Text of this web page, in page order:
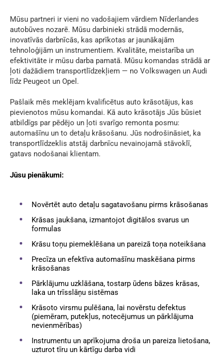
Mūsu partneri ir vieni no vadošajiem vārdiem Nīderlandes
autobūves nozarē. Mūsu darbinieki strādā modernās,
inovatīvās darbnīcās, kas aprīkotas ar jaunākajām
tehnoloģijām un instrumentiem. Kvalitāte, meistarība un
efektivitāte ir mūsu darba pamatā. Mūsu komandas strādā ar
ļoti dažādiem transportlīdzekļiem — no Volkswagen un Audi
līdz Peugeot un Opel.
Pašlaik mēs meklējam kvalificētus auto krāsotājus, kas
pievienotos mūsu komandai. Kā auto krāsotājs Jūs būsiet
atbildīgs par pēdējo un ļoti svarīgo remonta posmu:
automašīnu un to detaļu krāsošanu. Jūs nodrošināsiet, ka
transportlīdzeklis atstāj darbnīcu nevainojamā stāvoklī,
gatavs nodošanai klientam.
Jūsu pienākumi:
Novērtēt auto detaļu sagatavošanu pirms krāsošanas
Krāsas jaukšana, izmantojot digitālos svarus un
formulas
Krāsu toņu piemeklēšana un pareizā toņa noteikšana
Precīza un efektīva automašīnu maskēšana pirms
krāsošanas
Pārklājumu uzklāšana, tostarp ūdens bāzes krāsas,
laka un trīsslāņu sistēmas
Krāsoto virsmu pulēšana, lai novērstu defektus
(piemēram, putekļus, notecējumus un pārklājuma
nevienmērības)
Instrumentu un aprīkojuma droša un pareiza lietošana,
uzturot tīru un kārtīgu darba vidi